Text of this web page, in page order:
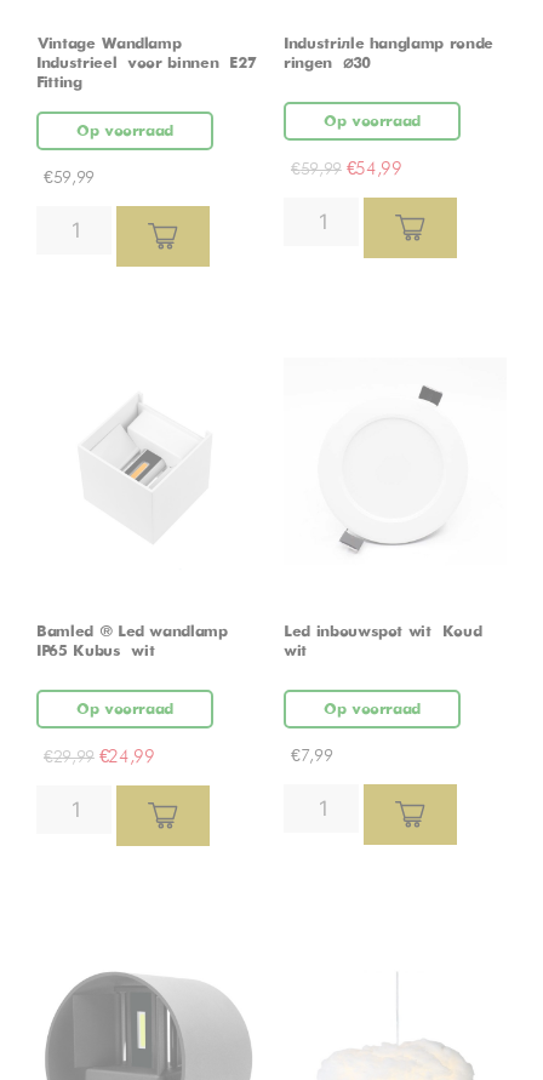
Vintage Wandlamp –
Industrieel – voor binnen – E27
Fitting
Op voorraad
€59,99
Industriële hanglamp ronde
ringen – ⌀30
Op voorraad
€59,99 €54,99
Bamled ® Led wandlamp
IP65 Kubus – wit
Op voorraad
€29,99 €24,99
Led inbouwspot wit – Koud
wit
Op voorraad
€7,99